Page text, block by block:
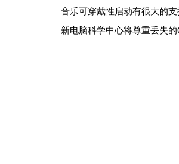
新电脑科学中心将尊重丢失